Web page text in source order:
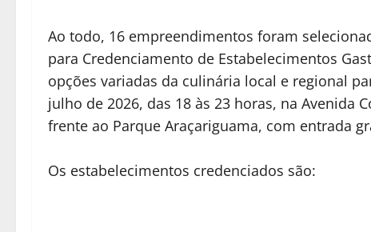
Ao todo, 16 empreendimentos foram
para Credenciamento de Estabelecimentos
opções variadas da culinária local e regional
julho de 2026, das 18 às 23 horas, na Avenida
frente ao Parque Araçariguama, com entrada
Os estabelecimentos credenciados são: